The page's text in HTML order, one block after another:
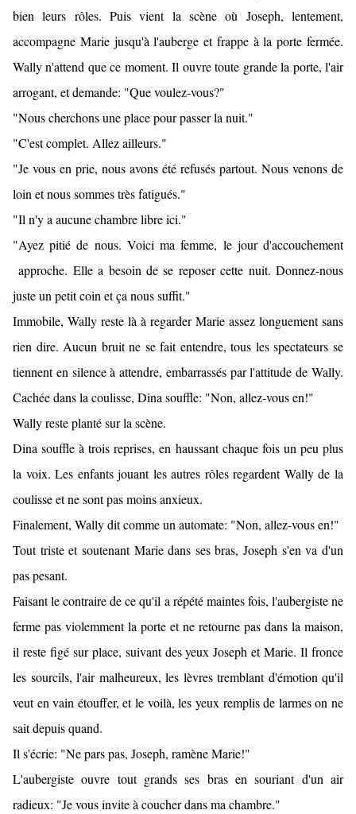
bien leurs rôles. Puis vient la scène où Joseph, lentement,
accompagne Marie jusqu'à l'auberge et frappe à la porte fermée.
Wally n'attend que ce moment. Il ouvre toute grande la porte, l'air
arrogant, et demande: "Que voulez-vous?"
"Nous cherchons une place pour passer la nuit."
"C'est complet. Allez ailleurs."
"Je vous en prie, nous avons été refusés partout. Nous venons de
loin et nous sommes très fatigués."
"Il n'y a aucune chambre libre ici."
"Ayez pitié de nous. Voici ma femme, le jour d'accouchement
approche. Elle a besoin de se reposer cette nuit. Donnez-nous
juste un petit coin et ça nous suffit."
Immobile, Wally reste là à regarder Marie assez longuement sans
rien dire. Aucun bruit ne se fait entendre, tous les spectateurs se
tiennent en silence à attendre, embarrassés par l'attitude de Wally.
Cachée dans la coulisse, Dina souffle: "Non, allez-vous en!"
Wally reste planté sur la scène.
Dina souffle à trois reprises, en haussant chaque fois un peu plus
la voix. Les enfants jouant les autres rôles regardent Wally de la
coulisse et ne sont pas moins anxieux.
Finalement, Wally dit comme un automate: "Non, allez-vous en!"
Tout triste et soutenant Marie dans ses bras, Joseph s'en va d'un
pas pesant.
Faisant le contraire de ce qu'il a répété maintes fois, l'aubergiste ne
ferme pas violemment la porte et ne retourne pas dans la maison,
il reste figé sur place, suivant des yeux Joseph et Marie. Il fronce
les sourcils, l'air malheureux, les lèvres tremblant d'émotion qu'il
veut en vain étouffer, et le voilà, les yeux remplis de larmes on ne
sait depuis quand.
Il s'écrie: "Ne pars pas, Joseph, ramène Marie!"
L'aubergiste ouvre tout grands ses bras en souriant d'un air
radieux: "Je vous invite à coucher dans ma chambre."